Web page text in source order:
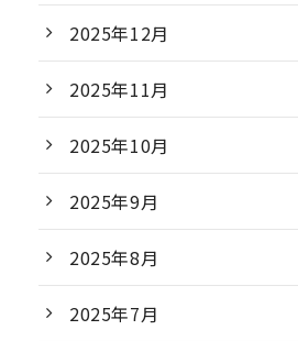
2025年12月
2025年11月
2025年10月
2025年9月
2025年8月
2025年7月